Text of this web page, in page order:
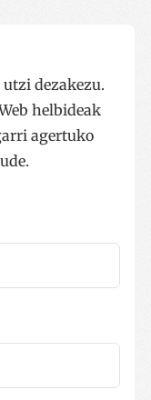
dezakezu.
helbideak
agertuko